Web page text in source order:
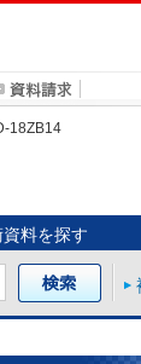
18ZB14
料を探す